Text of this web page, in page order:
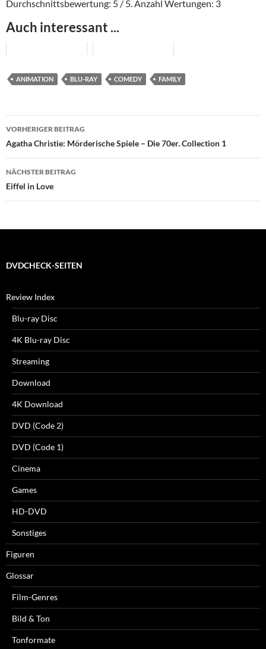
Durchschnittsbewertung: 5 / 5. Anzahl Wertungen: 3
Auch interessant ...
ANIMATION BLU-RAY COMEDY FAMILY
Beitragsnavigation
VORHERIGER BEITRAG
Agatha Christie: Mörderische Spiele – Die 70er. Collection 1
NÄCHSTER BEITRAG
Eiffel in Love
DVDCHECK-SEITEN
Review Index
Blu-ray Disc
4K Blu-ray Disc
Streaming
Download
4K Download
DVD (Code 2)
DVD (Code 1)
Cinema
Games
HD-DVD
Sonstiges
Figuren
Glossar
Film-Genres
Bild & Ton
Tonformate